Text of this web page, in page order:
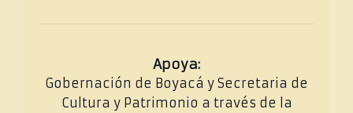
Apoya:
Gobernación de Boyacá y Secretaria de
Cultura y Patrimonio a través de la